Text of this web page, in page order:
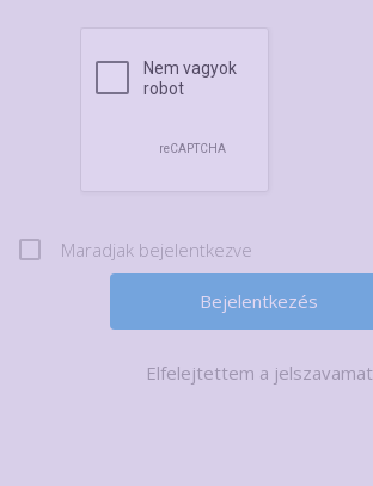
Maradjak bejelentkezve
Elfelejtettem a jelszavamat